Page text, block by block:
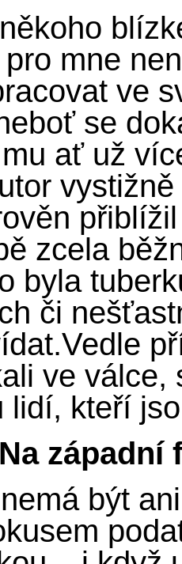
mne
ve
se
ať už
zcela
byla
či
ve
lidí, kteří
západní
být